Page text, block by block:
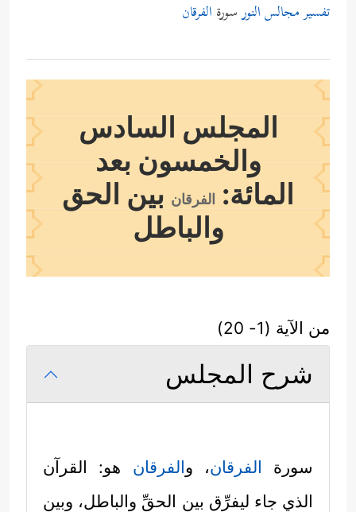
تفسير مجالس النورسورة الفرقان
المجلس السادس
والخمسون بعد
المائة:
الفرقان بين الحق
والباطل
من الآية (1- 20)
شرح المجلس
سورة الفرقان، والفرقان هو: القرآن
الذي جاء ليفرِّق بين الحقِّ والباطل، وبين